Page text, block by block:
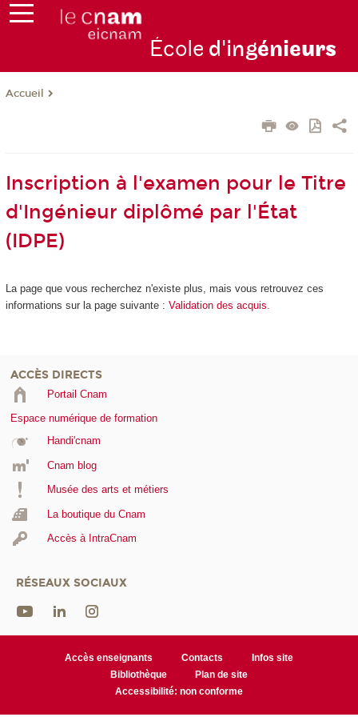
École d'ingénieurs
Accueil
Inscription à l'examen pour le Titre
d'Ingénieur diplômé par l'État
(IDPE)
La page que vous recherchez n'existe plus, mais vous retrouvez ces
informations sur la page suivante : Validation des acquis.
ACCÈS DIRECTS
Portail Cnam
Espace numérique de formation
Handi'cnam
Cnam blog
Musée des arts et métiers
La boutique du Cnam
Accès à IntraCnam
RÉSEAUX SOCIAUX
Accès enseignants Contacts
Infos site
Bibliothèque
Plan de site
Accessibilité: non conforme